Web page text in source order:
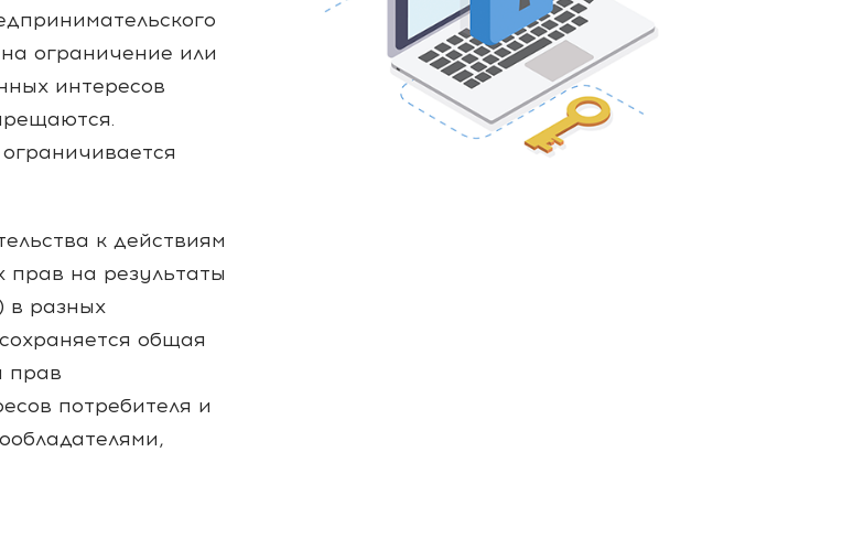
ограничение или
интересов
к действиям
прав на результаты
в разных
общая
прав
потребителя и